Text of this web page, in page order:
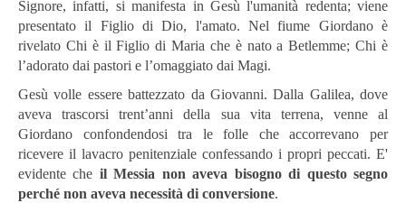
Signore, infatti, si manifesta in Gesù l'umanità redenta; viene
presentato il Figlio di Dio, l'amato. Nel fiume Giordano è
rivelato Chi è il Figlio di Maria che è nato a Betlemme; Chi è
l’adorato dai pastori e l’omaggiato dai Magi.
Gesù volle essere battezzato da Giovanni. Dalla Galilea, dove
aveva trascorsi trent’anni della sua vita terrena, venne al
Giordano confondendosi tra le folle che accorrevano per
ricevere il lavacro penitenziale confessando i propri peccati. E'
evidente che il Messia non aveva bisogno di questo segno
perché non aveva necessità di conversione.